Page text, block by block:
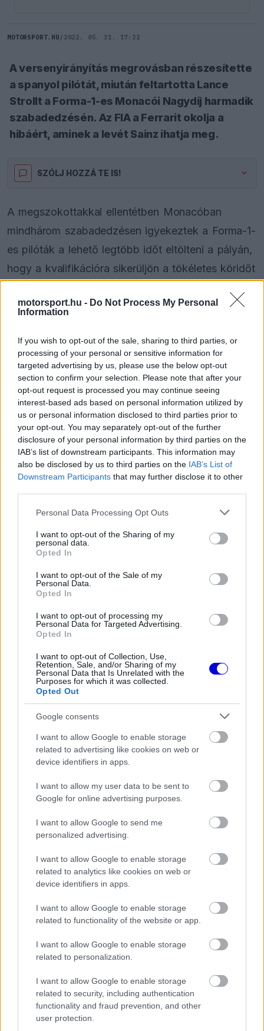
motorsport.hu - Do Not Process My Personal
Information
If you wish to opt-out of the sale, sharing to third parties, or
processing of your personal or sensitive information for
targeted advertising by us, please use the below opt-out
section to confirm your selection. Please note that after your
opt-out request is processed you may continue seeing
interest-based ads based on personal information utilized by
us or personal information disclosed to third parties prior to
your opt-out. You may separately opt-out of the further
disclosure of your personal information by third parties on the
IAB’s list of downstream participants. This information may
also be disclosed by us to third parties on the IAB’s List of
Downstream Participants that may further disclose it to other
Please note that this website/app uses one or more Google
not limited to your visit or usage behaviour. You may click to
grant or deny consent to Google and its third-party tags to
use your data for below specified purposes in below Google
consent section.
Personal Data Processing Opt Outs
I want to opt-out of the Sharing of my
personal data.
Opted In
I want to opt-out of the Sale of my
Personal Data.
Opted In
I want to opt-out of processing my
Personal Data for Targeted Advertising.
Opted In
I want to opt-out of Collection, Use,
Retention, Sale, and/or Sharing of my
Personal Data that Is Unrelated with the
Purposes for which it was collected.
Opted Out
Google consents
I want to allow Google to enable storage
related to advertising like cookies on web or
device identifiers in apps.
I want to allow my user data to be sent to
Google for online advertising purposes.
I want to allow Google to send me
personalized advertising.
I want to allow Google to enable storage
related to analytics like cookies on web or
device identifiers in apps.
I want to allow Google to enable storage
related to functionality of the website or app.
I want to allow Google to enable storage
related to personalization.
I want to allow Google to enable storage
related to security, including authentication
functionality and fraud prevention, and other
user protection.
MOTORSPORT.HU / 2022. 05. 31. 17:22
A versenyirányítás megrovásban részesítette
a spanyol pilótát, miután feltartotta Lance
Strollt a Forma-1-es Monacói Nagydíj harmadik
szabadedzésén. Az FIA a Ferrarit okolja a
hibáért, aminek a levét Sainz ihatja meg.
SZÓLJ HOZZÁ TE IS!
A megszokottakkal ellentétben Monacóban
mindhárom szabadedzésen igyekeztek a Forma-1-
es pilóták a lehető legtöbb időt eltölteni a pályán,
hogy a kvalifikációra sikerüljön a tökéletes köridőt
jelentőséggel bír a kedvező kiinduló pozíció.
Ennek megfelelően többször is hatalmas forgalom
alakult ki a hétvége során az egyébként is szűk
utcai nyomvonalon, így a versenyzőknek résen
kellett lenniük, hogy ne akadályozzák a többieket.
Ez viszont nem mindig jött össze, így az FIA-nak
bőven akadt dolga a figyelmeztetésekkel.
Video
is
loading.
modal
window.
The media could not be loaded, either because
the server or network failed or because the format
A versenyirányítás 25 ezer eurós bírságot szabott
ki a Ferrarira, miután úgy ítélték meg, téves
információkat adtak Carlos Sainznak az FP3-ban
és a spanyol emiatt tartotta fel a mögötte érkező
Lance Strollt.
EZEKET IS AJÁNLJUK
FORMA-1
miközben baljós árnyak vetülnek a
Holland Nagydíjra
A szakértő szerint a Ferrarinak
üres csekket kellene adnia
Verstappennek
FORMA-1
Montoya átlátott Verstappen
trükkjén és elárulta a távozási
pletykák valódi okát
Ha mindez nem lenne elég, a versenyző
megkapta harmadik vezetéssel kapcsolatos